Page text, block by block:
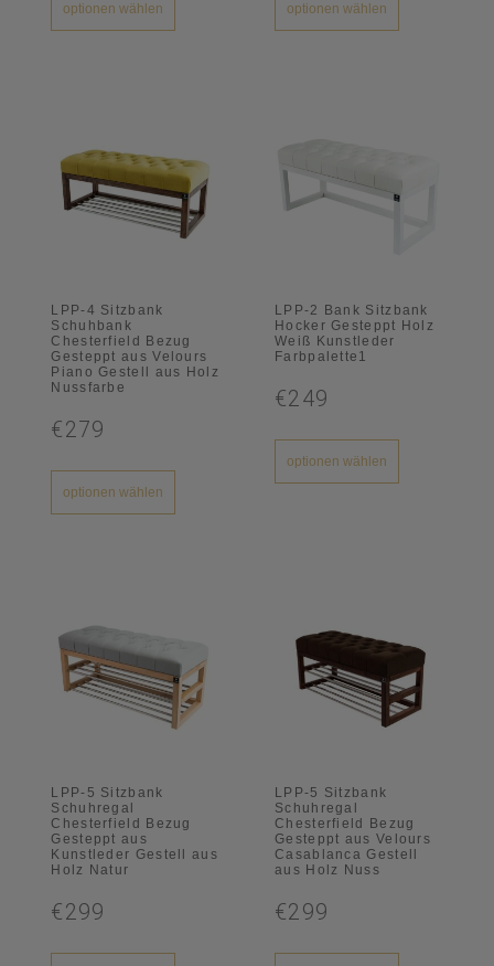
optionen wählen optionen wählen
LPP-4 Sitzbank
Schuhbank
Chesterfield Bezug
Gesteppt aus Velours
Piano Gestell aus Holz
Nussfarbe
€279
optionen wählen
LPP-2 Bank Sitzbank
Hocker Gesteppt Holz
Weiß Kunstleder
Farbpalette1
€249
optionen wählen
LPP-5 Sitzbank
Schuhregal
Chesterfield Bezug
Gesteppt aus
Kunstleder Gestell aus
Holz Natur
€299
LPP-5 Sitzbank
Schuhregal
Chesterfield Bezug
Gesteppt aus Velours
Casablanca Gestell
aus Holz Nuss
€299